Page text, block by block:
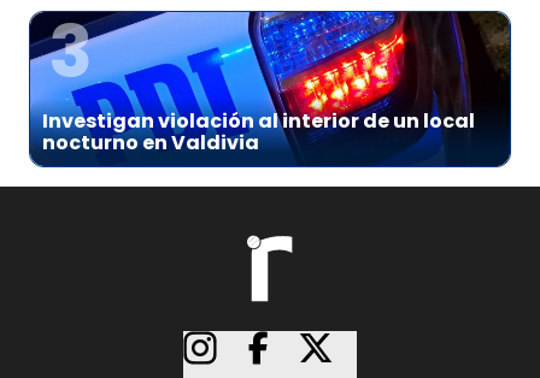
3
Investigan violación al interior de un local
nocturno en Valdivia